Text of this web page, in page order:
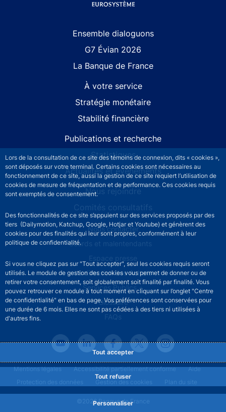
Lors de la consultation de ce site des témoins de connexion, dits « cookies »,
sont déposés sur votre terminal. Certains cookies sont nécessaires au
fonctionnement de ce site, aussi la gestion de ce site requiert l’utilisation de
cookies de mesure de fréquentation et de performance. Ces cookies requis
sont exemptés de consentement.
Des fonctionnalités de ce site s’appuient sur des services proposés par des
tiers (Dailymotion, Katchup, Google, Hotjar et Youtube) et génèrent des
cookies pour des finalités qui leur sont propres, conformément à leur
politique de confidentialité.
Si vous ne cliquez pas sur "Tout accepter", seul les cookies requis seront
utilisés. Le module de gestion des cookies vous permet de donner ou de
retirer votre consentement, soit globalement soit finalité par finalité. Vous
pouvez retrouver ce module à tout moment en cliquant sur l’onglet "Centre
de confidentialité" en bas de page. Vos préférences sont conservées pour
une durée de 6 mois. Elles ne sont pas cédées à des tiers ni utilisées à
d'autres fins.
Tout accepter
Tout refuser
Personnaliser
Ensemble dialoguons
G7 Évian 2026
La Banque de France
À votre service
Stratégie monétaire
Stabilité financière
Publications et recherche
Statistiques
Actualités et événements
Nous rejoindre
Comités consultatifs
Footer secondary menuNous contacter
Sourds et malentendants
Espace presse
La direction des Achats
Services Publics +
Glossaire
FAQs
©2026 Banque de France
Footer legal notice menu
Mentions légales Accessibilité partiellement conforme
Aide
Protection des données
Gestion des cookies Plan du site